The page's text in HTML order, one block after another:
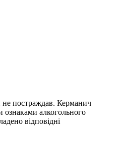
постраждав. Керманич
ознаками алкогольного
відповідні